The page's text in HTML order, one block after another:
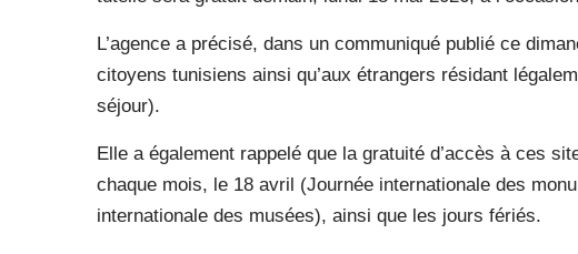
L’agence a précisé, dans un communiqué publié ce
citoyens tunisiens ainsi qu’aux étrangers résidant
séjour).
Elle a également rappelé que la gratuité d’accès à ces
chaque mois, le 18 avril (Journée internationale des
internationale des musées), ainsi que les jours fériés.